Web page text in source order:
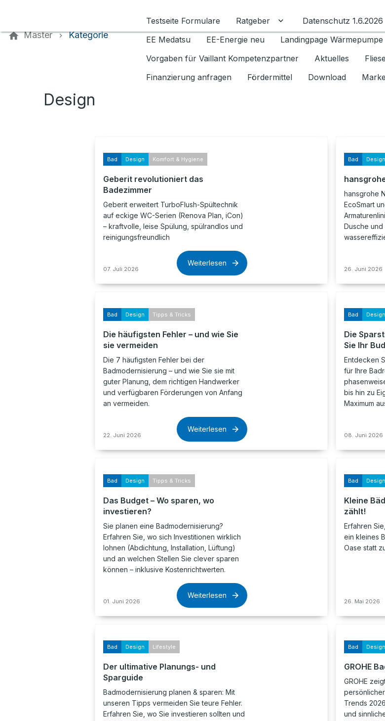
Testseite Formulare
Ratgeber Untermenü für Ratgeber
Datenschutz 1.6.2026
EE Medatsu
EE-Energie neu Landingpage Wärmepumpe
Vorgaben für Vaillant Kompetenzpartner
Aktuelles
Finanzierung anfragen
Fördermittel Download
Master Kategorie
Design
Bad Design Komfort & Hygiene
Geberit revolutioniert das
Badezimmer
Geberit erweitert TurboFlush-Spültechnik
auf eckige WC-Serien (Renova Plan, iCon)
– kraftvolle, leise Spülung, spülrandlos und
reinigungsfreundlich
07. Juli 2026
Weiterlesen
Bad Design
hansgrohe
EcoSmart
Dusche und
26. Juni 2026
Bad Design Tipps & Tricks
Die häufigsten Fehler – und wie Sie
sie vermeiden
Die 7 häufigsten Fehler bei der
Badmodernisierung – und wie Sie sie mit
guter Planung, dem richtigen Handwerker
und verfügbaren Förderungen von Anfang
an vermeiden.
22. Juni 2026
Weiterlesen
Bad Design
Die
Sie Ihr
Entdecken
für Ihre
bis hin zu
Maximum
08. Juni 2026
Bad Design Tipps & Tricks
Das Budget – Wo sparen, wo
investieren?
Sie planen eine Badmodernisierung?
Erfahren Sie, wo sich Investitionen wirklich
lohnen (Abdichtung, Installation, Lüftung)
und an welchen Stellen Sie clever sparen
können – inklusive Kostenrichtwerten.
01. Juni 2026
Weiterlesen
Bad Design
Kleine
zählt!
Erfahren
ein kleines
Oase statt
26. Mai 2026
Bad Design Lifestyle
Der ultimative Planungs- und
Sparguide
Badmodernisierung planen & sparen: Mit
unseren Tipps vermeiden Sie teure Fehler.
Erfahren Sie, wo Sie investieren sollten und
Bad Design
GROHE
GROHE
Trends
und